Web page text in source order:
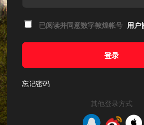
已阅读并同意数字敦煌帐号 用户
登录
忘记密码
其他登录方式